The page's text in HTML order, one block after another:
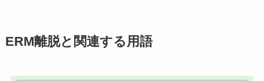
ERM離脱と関連する用語